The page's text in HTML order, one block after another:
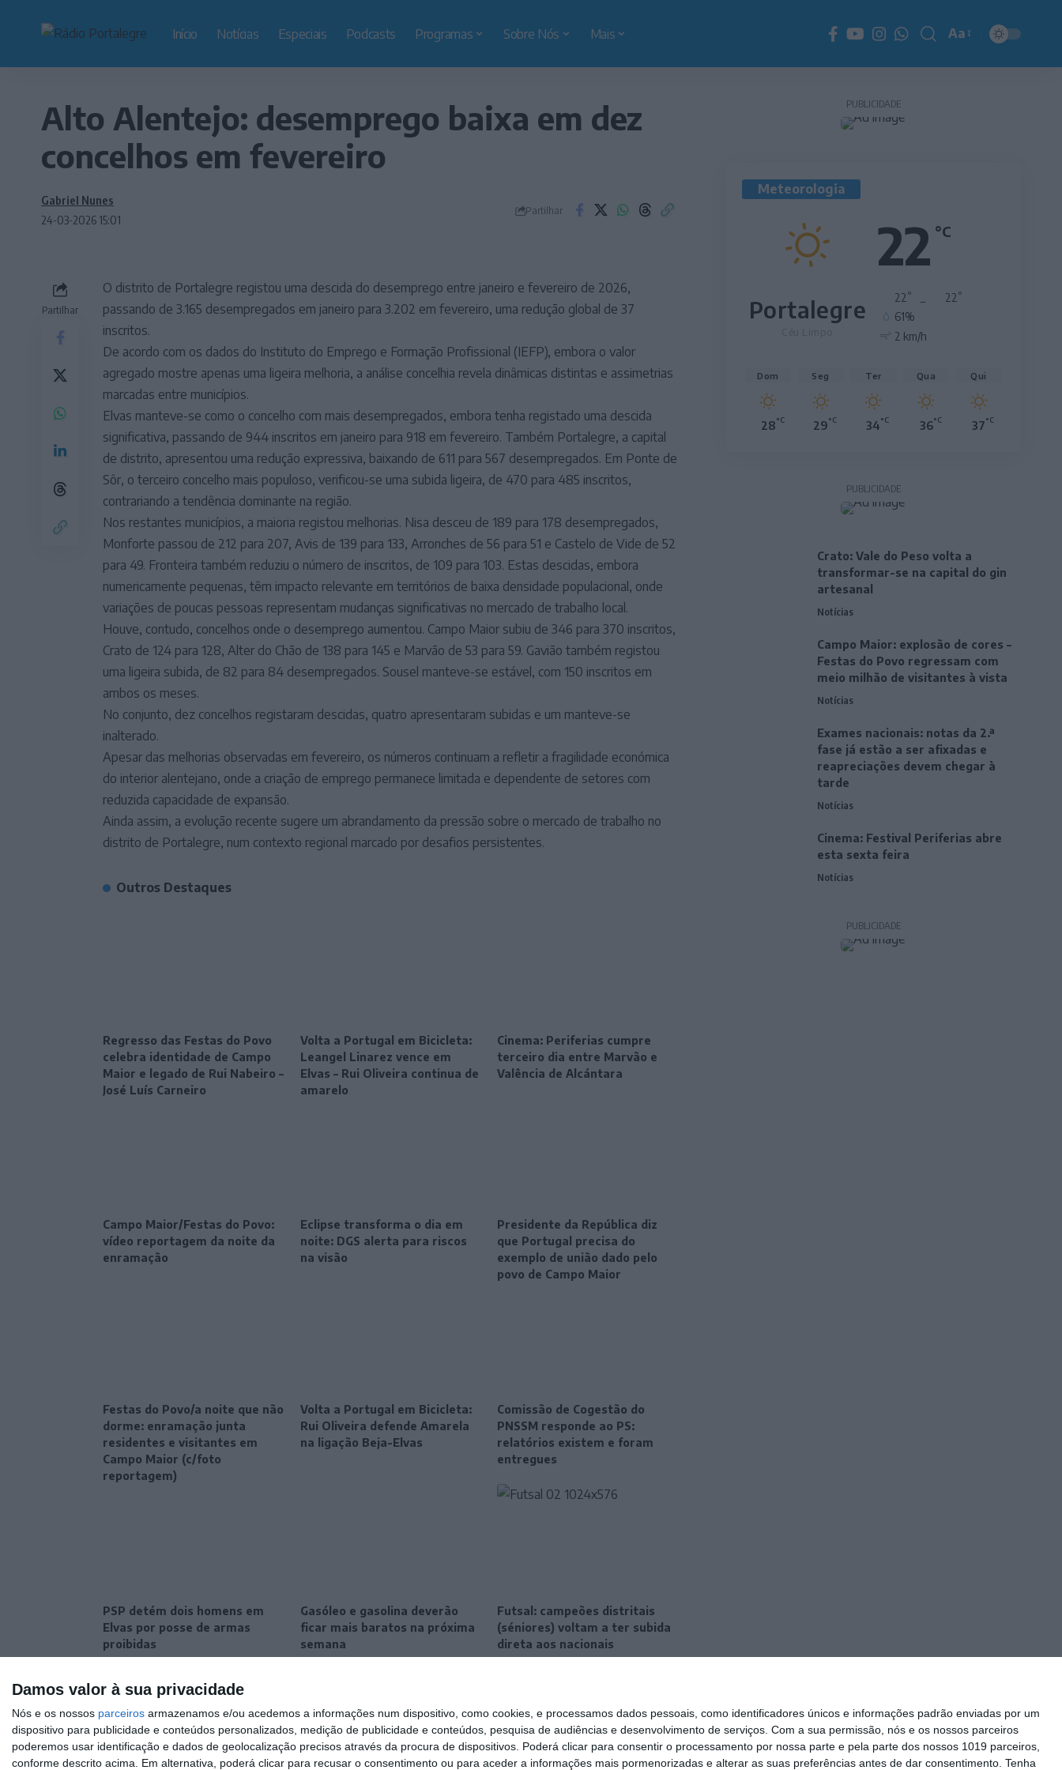
Damos valor à sua privacidade
Nós e os nossos parceiros armazenamos e/ou acedemos a informações num dispositivo, como cookies, e processamos dados pessoais, como identificadores únicos e informações padrão enviadas por um
dispositivo para publicidade e conteúdos personalizados, medição de publicidade e conteúdos, pesquisa de audiências e desenvolvimento de serviços. Com a sua permissão, nós e os nossos parceiros
poderemos usar identificação e dados de geolocalização precisos através da procura de dispositivos. Poderá clicar para consentir o processamento por nossa parte e pela parte dos nossos 1019 parceiros,
conforme descrito acima. Em alternativa, poderá clicar para recusar o consentimento ou para aceder a informações mais pormenorizadas e alterar as suas preferências antes de dar consentimento. Tenha
Início Notícias Especiais Podcasts Programas Sobre Nós Mais
Redimensionador
de
Aa
Alto Alentejo: desemprego baixa em dez
concelhos em fevereiro
24-03-2026 15:01
Gabriel Nunes
Partilhar
Partilhar
O distrito de Portalegre registou uma descida do desemprego entre janeiro e fevereiro de 2026,
passando de 3.165 desempregados em janeiro para 3.202 em fevereiro, uma redução global de 37
inscritos.
De acordo com os dados do Instituto do Emprego e Formação Profissional (IEFP), embora o valor
agregado mostre apenas uma ligeira melhoria, a análise concelhia revela dinâmicas distintas e assimetrias
marcadas entre municípios.
Elvas manteve-se como o concelho com mais desempregados, embora tenha registado uma descida
significativa, passando de 944 inscritos em janeiro para 918 em fevereiro. Também Portalegre, a capital
de distrito, apresentou uma redução expressiva, baixando de 611 para 567 desempregados. Em Ponte de
Sôr, o terceiro concelho mais populoso, verificou-se uma subida ligeira, de 470 para 485 inscritos,
contrariando a tendência dominante na região.
Nos restantes municípios, a maioria registou melhorias. Nisa desceu de 189 para 178 desempregados,
Monforte passou de 212 para 207, Avis de 139 para 133, Arronches de 56 para 51 e Castelo de Vide de 52
para 49. Fronteira também reduziu o número de inscritos, de 109 para 103. Estas descidas, embora
numericamente pequenas, têm impacto relevante em territórios de baixa densidade populacional, onde
variações de poucas pessoas representam mudanças significativas no mercado de trabalho local.
Houve, contudo, concelhos onde o desemprego aumentou. Campo Maior subiu de 346 para 370 inscritos,
Crato de 124 para 128, Alter do Chão de 138 para 145 e Marvão de 53 para 59. Gavião também registou
uma ligeira subida, de 82 para 84 desempregados. Sousel manteve-se estável, com 150 inscritos em
ambos os meses.
No conjunto, dez concelhos registaram descidas, quatro apresentaram subidas e um manteve-se
inalterado.
Apesar das melhorias observadas em fevereiro, os números continuam a refletir a fragilidade económica
do interior alentejano, onde a criação de emprego permanece limitada e dependente de setores com
reduzida capacidade de expansão.
Ainda assim, a evolução recente sugere um abrandamento da pressão sobre o mercado de trabalho no
distrito de Portalegre, num contexto regional marcado por desafios persistentes.
Outros Destaques
Regresso das Festas do Povo
celebra identidade de Campo
Maior e legado de Rui Nabeiro –
José Luís Carneiro
Volta a Portugal em Bicicleta:
Leangel Linarez vence em
Elvas – Rui Oliveira continua de
amarelo
Cinema: Periferias cumpre
terceiro dia entre Marvão e
Valência de Alcántara
Campo Maior/Festas do Povo:
vídeo reportagem da noite da
enramação
Eclipse transforma o dia em
noite: DGS alerta para riscos
na visão
Presidente da República diz
que Portugal precisa do
exemplo de união dado pelo
povo de Campo Maior
Festas do Povo/a noite que não
dorme: enramação junta
residentes e visitantes em
Campo Maior (c/foto
reportagem)
Volta a Portugal em Bicicleta:
Rui Oliveira defende Amarela
na ligação Beja-Elvas
Comissão de Cogestão do
PNSSM responde ao PS:
relatórios existem e foram
entregues
PSP detém dois homens em
Elvas por posse de armas
proibidas
Gasóleo e gasolina deverão
ficar mais baratos na próxima
semana
Futsal: campeões distritais
(séniores) voltam a ter subida
direta aos nacionais
PUBLICIDADE
Meteorologia
22 °C
Portalegre 22 ° 22 °
61%
2 km/h
Dom
28°C
Seg
29°C
Ter
34°C
Qua
36°C
Qui
37°C
PUBLICIDADE
Crato: Vale do Peso volta a
transformar-se na capital do gin
artesanal
Notícias
Campo Maior: explosão de cores –
Festas do Povo regressam com
meio milhão de visitantes à vista
Notícias
Exames nacionais: notas da 2.ª
fase já estão a ser afixadas e
reapreciações devem chegar à
tarde
Notícias
Cinema: Festival Periferias abre
esta sexta feira
Notícias
PUBLICIDADE